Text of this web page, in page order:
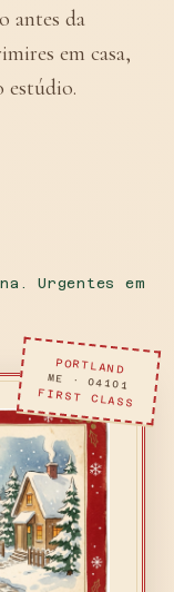
antes da
em casa,
estúdio.
Urgentes em
PORTLAND
ME · 04101
FIRST CLASS